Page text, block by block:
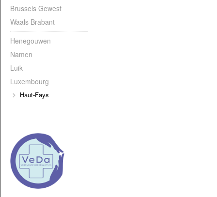
Brussels Gewest
Waals Brabant
Henegouwen
Namen
Luik
Luxembourg
Haut-Fays